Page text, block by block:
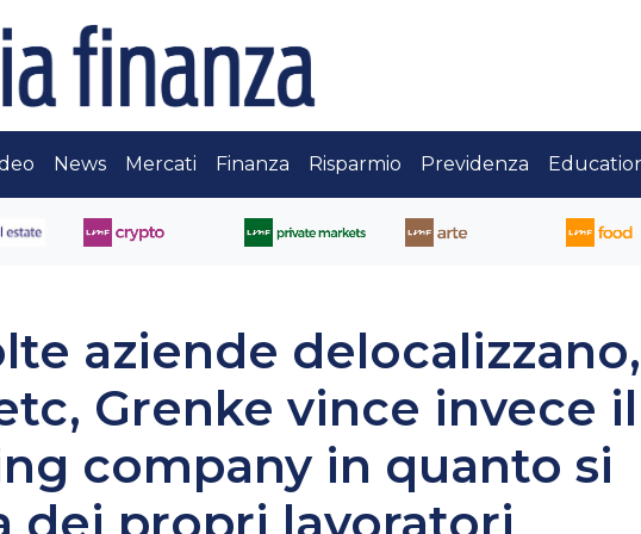
News Mercati Finanza Risparmio Previdenza
aziende delocalizzano,
Grenke vince invece il
company in quanto si